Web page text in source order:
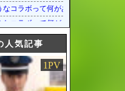
コラボって何があるだろう？
コラボって何があるだろう？
催が予告されたぞ！
催が予告されたぞ！
が予告されたぞ！
はもったいないコンビだった
人気記事
1PV